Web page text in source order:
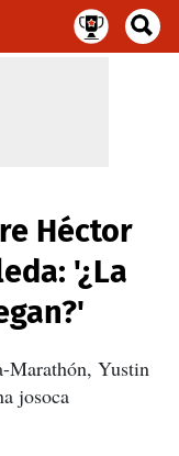
Héctor
'¿La
Marathón, Yustin
josoca